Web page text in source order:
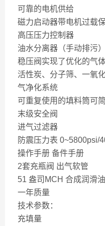
可靠的电机供给
磁力启动器带电机过载
高压压力控制器
油水分离器（手动排污）
稳压阀实现了优化的气
活性炭、分子筛、一氧
气净化系统
可重复使用的填料筒可
末级安全阀
进气过滤器
防震压力表 0~5800psi/
操作手册 备件手册
2套充瓶阀 出气软管
51 盎司MCH 合成润滑油
一年质量
技术参数：
充填量